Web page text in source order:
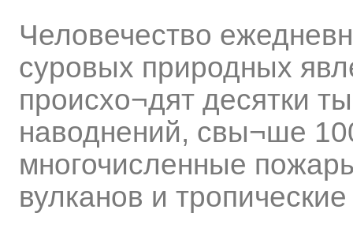
Человечество
суровых природных
происхо¬дят десятки
наводнений, свы¬ше
многочисленные
вулканов и